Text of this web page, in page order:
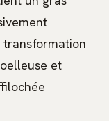
transformation
et